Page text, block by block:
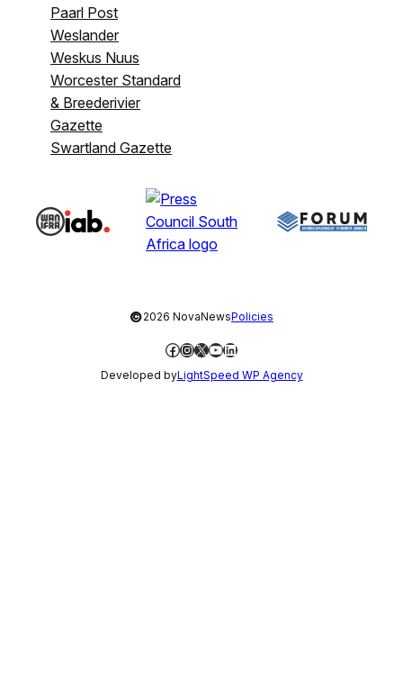
Paarl Post
Weslander
Weskus Nuus
Worcester Standard
& Breederivier
Gazette
Swartland Gazette
©2026 NovaNewsPolicies
Facebook
Instagram
X YouTube
LinkedIn
Developed byLightSpeed WP Agency